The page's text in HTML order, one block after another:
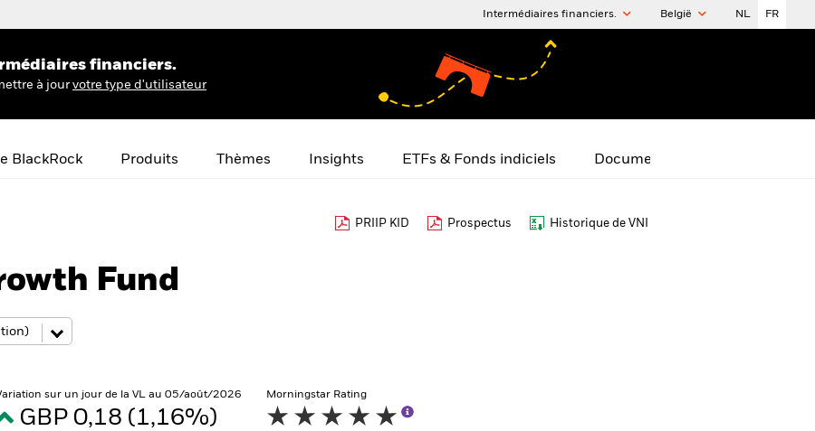
Intermédiaires financiers. België NL FR
financiers.
à jour votre type d'utilisateur
BlackRock Produits Thèmes Insights ETFs & Fonds indiciels Documents
PRIIP KID Prospectus Historique de VNI
Fund
sur un jour de la VL au 05/août/2026
GBP 0,18 (1,16%)
Morningstar Rating